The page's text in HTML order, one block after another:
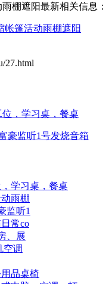
棚遮阳最新相关信息：
帐篷活动雨棚遮阳
27.html
，学习桌，餐桌
豪监听1号发烧音箱
学习桌，餐桌
雨棚
监听1
常co
、展
空调
品桌椅